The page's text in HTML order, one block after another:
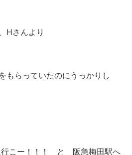
Hさんより
もらっていたのにうっかりし
行こー！！！ と 阪急梅田駅へ